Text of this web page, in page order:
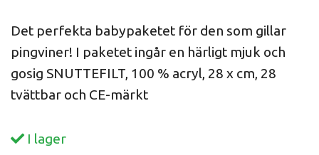
Det perfekta babypaketet för den som gillar
pingviner! I paketet ingår en härligt mjuk och
gosig SNUTTEFILT, 100 % acryl, 28 x cm, 28
tvättbar och CE-märkt
I lager